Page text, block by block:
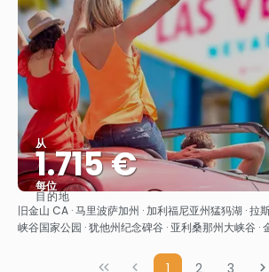
从
1.715 €
每位
看到
目的地
旧金山 CA · 马里波萨加州 · 加利福尼亚州猛犸湖 · 拉
峡谷国家公园 · 犹他州纪念碑谷 · 亚利桑那州大峡谷 ·
1 2 3